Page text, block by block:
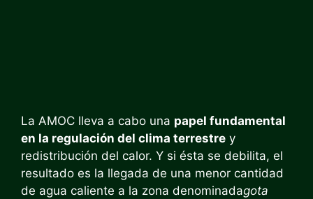
La AMOC lleva a cabo una papel fundamental
en la regulación del clima terrestre y
redistribución del calor. Y si ésta se debilita, el
resultado es la llegada de una menor cantidad
de agua caliente a la zona denominadagota